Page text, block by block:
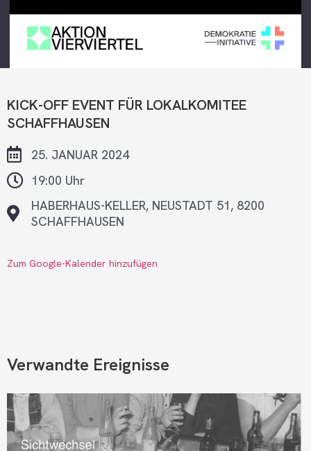
KICK-OFF EVENT FÜR LOKALKOMITEE
SCHAFFHAUSEN
25. JANUAR 2024
19:00 Uhr
HABERHAUS-KELLER, NEUSTADT 51, 8200
SCHAFFHAUSEN
Zum Google-Kalender hinzufügen
Verwandte Ereignisse